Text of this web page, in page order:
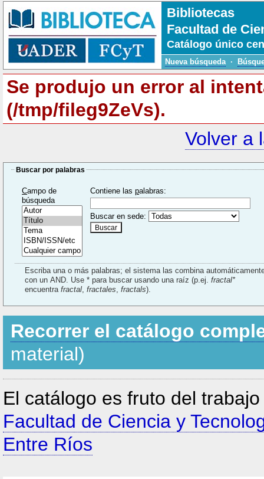
Bibliotecas
Facultad de
Catálogo único
Nueva búsqueda ·
Se produjo un error al
(/tmp/fileg9ZeVs).
Volver a
Buscar por palabras
Campo de
búsqueda
Contiene laspalabras:
Buscar en sede:
Escriba una o más palabras; el sistema las combina
con un AND. Use * para buscar usando una raíz (p.ej.fractal*
encuentrafractal ,fractales ,fractals).
Recorrer el catálogo
material)
El catálogo es fruto del
Facultad de Ciencia y
Entre Ríos